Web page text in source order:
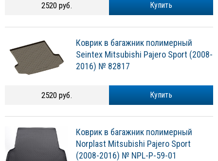
Купить
2520 руб.
Коврик в багажник полимерный
Seintex Mitsubishi Pajero Sport (2008-
2016) № 82817
Купить
2520 руб.
Коврик в багажник полимерный
Norplast Mitsubishi Pajero Sport
(2008-2016) № NPL-P-59-01